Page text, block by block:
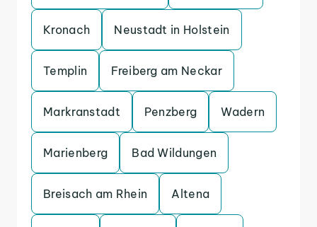
Kronach Neustadt in Holstein
Templin Freiberg am Neckar
Markranstadt Penzberg Wadern
Marienberg Bad Wildungen
Breisach am Rhein Altena